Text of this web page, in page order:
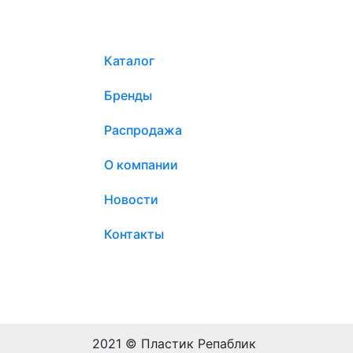
Каталог
Бренды
Распродажа
О компании
Новости
Контакты
2021 © Пластик Репаблик